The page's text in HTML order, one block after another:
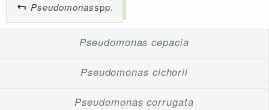
Pseudomonasspp.
Pseudomonas cepacia
Pseudomonas cichorii
Pseudomonas corrugata